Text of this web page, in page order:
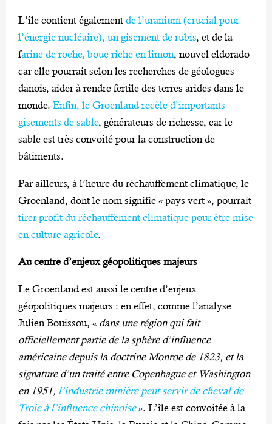
L’île contient également de l’uranium (crucial pour
l’énergie nucléaire), un gisement de rubis, et de la
farine de roche, boue riche en limon, nouvel eldorado
car elle pourrait selon les recherches de géologues
danois, aider à rendre fertile des terres arides dans le
monde. Enfin, le Groenland recèle d’importants
gisements de sable, générateurs de richesse, car le
sable est très convoité pour la construction de
bâtiments.
Par ailleurs, à l’heure du réchauffement climatique, le
Groenland, dont le nom signifie « pays vert », pourrait
tirer profit du réchauffement climatique pour être mise
en culture agricole.
Au centre d’enjeux géopolitiques majeurs
Le Groenland est aussi le centre d’enjeux
géopolitiques majeurs : en effet, comme l’analyse
Julien Bouissou, « dans une région qui fait
officiellement partie de la sphère d’influence
américaine depuis la doctrine Monroe de 1823, et la
signature d’un traité entre Copenhague et Washington
en 1951, l’industrie minière peut servir de cheval de
Troie à l’influence chinoise». L’île est convoitée à la